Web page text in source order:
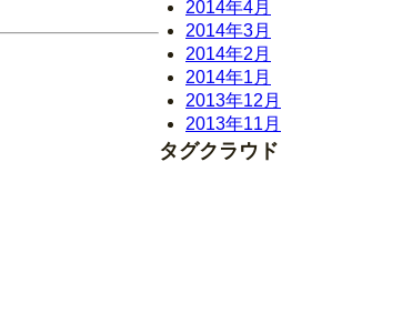
2014年4月
2014年3月
2014年2月
2014年1月
2013年12月
2013年11月
タグクラウド